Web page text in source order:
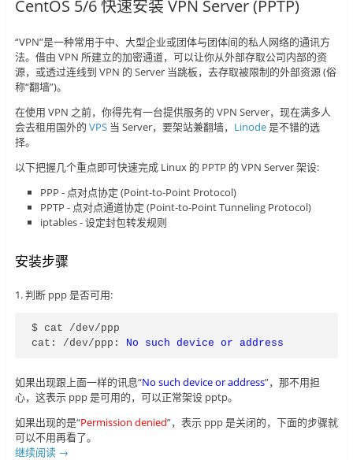
CentOS 5/6 快速安装 VPN Server (PPTP)
“VPN”是一种常用于中、大型企业或团体与团体间的私人网络的通讯方
法。借由 VPN 所建立的加密通道，可以让你从外部存取公司内部的资
源，或透过连线到 VPN 的 Server 当跳板，去存取被限制的外部资源 (俗
称“翻墙”)。
在使用 VPN 之前，你得先有一台提供服务的 VPN Server，现在满多人
会去租用国外的 VPS当 Server，要架站兼翻墙， Linode是不错的选
择。
以下把握几个重点即可快速完成 Linux 的 PPTP 的 VPN Server 架设:
PPP - 点对点协定 (Point-to-Point Protocol)
PPTP - 点对点通道协定 (Point-to-Point Tunneling Protocol)
iptables - 设定封包转发规则
安装步骤
1. 判断 ppp 是否可用:
$ cat /dev/ppp
cat: /dev/ppp:
No such device or address
如果出现跟上面一样的讯息“No such device or address”，那不用担
心，这表示 ppp 是可用的，可以正常架设 pptp。
如果出现的是“Permission denied”，表示 ppp 是关闭的，下面的步骤就
可以不用再看了。
继续阅读 →